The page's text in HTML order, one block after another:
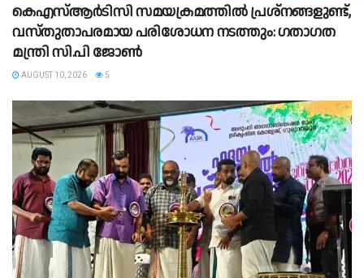
കെഎസ്ആർടിസി സമയക്രമത്തിൽ പ്രശ്നങ്ങളുണ്ട്,
വസ്തുതാപരമായ പരിശോധന നടത്തും: ഗതാഗത
മന്ത്രി സി.പി ജോൺ
AUGUST 10, 2026 5